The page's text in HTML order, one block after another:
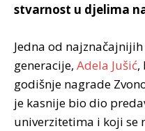
stvarnost u djelima
Jedna od
generacije, Adela Jušić,
godišnje nagrade
je kasnije bio dio
univerzitetima i koji se